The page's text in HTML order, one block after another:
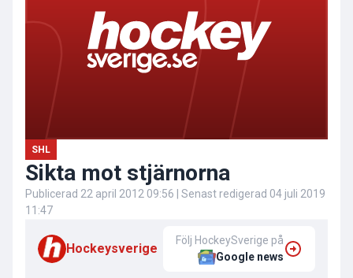
SHL
Sikta mot stjärnorna
Publicerad 22 april 2012 09:56 | Senast redigerad 04 juli 2019
11:47
Hockeysverige
Följ HockeySverige på
Google news